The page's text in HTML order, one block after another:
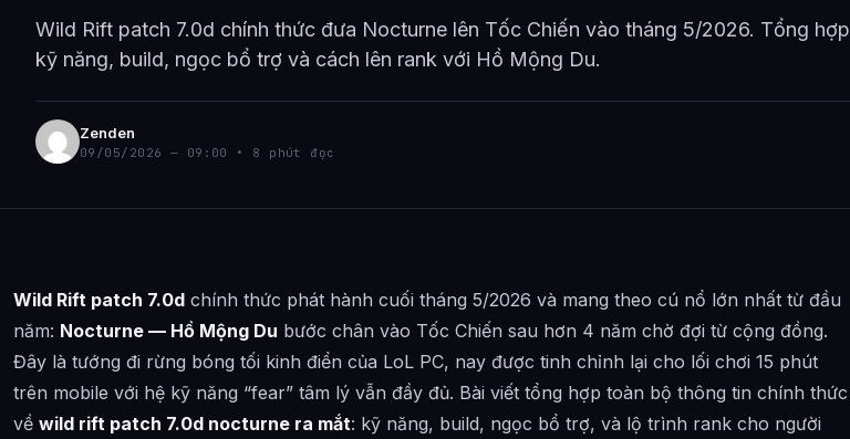
Wild Rift patch 7.0d chính thức đưa Nocturne lên Tốc Chiến vào tháng 5/2026. Tổng hợp
kỹ năng, build, ngọc bổ trợ và cách lên rank với Hồ Mộng Du.
Zenden
09/05/2026 — 09:00 • 8 phút đọc
Wild Rift patch 7.0d chính thức phát hành cuối tháng 5/2026 và mang theo cú nổ lớn nhất từ đầu
năm: Nocturne — Hồ Mộng Du bước chân vào Tốc Chiến sau hơn 4 năm chờ đợi từ cộng đồng.
Đây là tướng đi rừng bóng tối kinh điển của LoL PC, nay được tinh chỉnh lại cho lối chơi 15 phút
trên mobile với hệ kỹ năng “fear” tâm lý vẫn đầy đủ. Bài viết tổng hợp toàn bộ thông tin chính thức
về wild rift patch 7.0d nocturne ra mắt: kỹ năng, build, ngọc bổ trợ, và lộ trình rank cho người